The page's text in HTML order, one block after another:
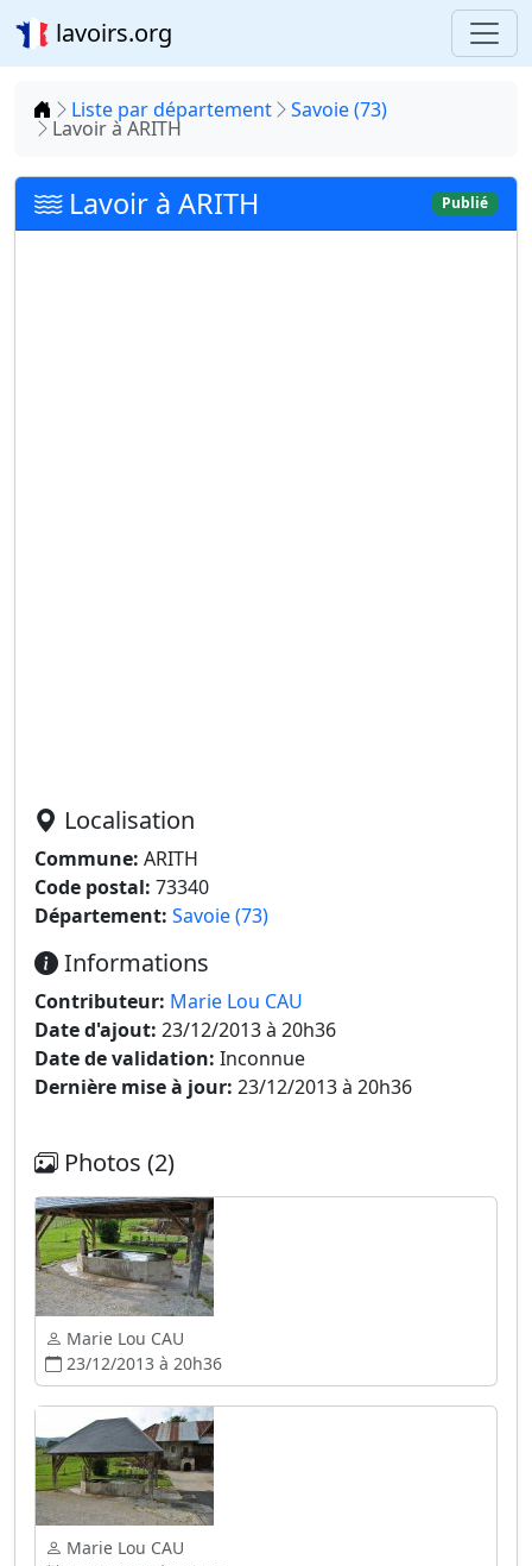
lavoirs.org
Accueil
Liste par département Savoie (73)
Lavoir à ARITH
Lavoir à ARITH Publié
Localisation
Commune: ARITH
Code postal: 73340
Département: Savoie (73)
Informations
Contributeur: Marie Lou CAU
Date d'ajout: 23/12/2013 à 20h36
Date de validation: Inconnue
Dernière mise à jour: 23/12/2013 à 20h36
Photos (2)
Marie Lou CAU
23/12/2013 à 20h36
Marie Lou CAU